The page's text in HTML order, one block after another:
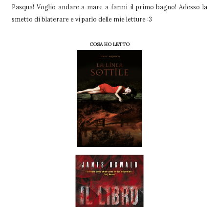
Pasqua! Voglio andare a mare a farmi il primo bagno! Adesso la
smetto di blaterare e vi parlo delle mie letture :3
COSA HO LETTO